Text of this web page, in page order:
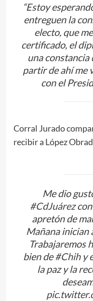
“Estoy
entreguen la
electo, que
certificado, el
una constancia
partir de ahí me
con el
Corral Jurado
recibir a López
Me dio
#CdJuárezcon
apretón de
Mañana inician
Trabajaremos
bien de#Chihy
la paz y la